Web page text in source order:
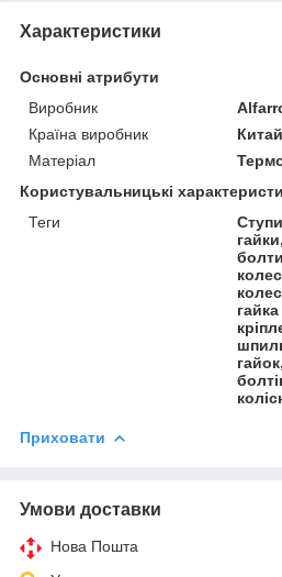
Характеристики
Основні атрибути
Виробник
Країна виробник
Китай
Матеріал
Користувальницькі
Теги
Приховати
Умови доставки
Нова Пошта